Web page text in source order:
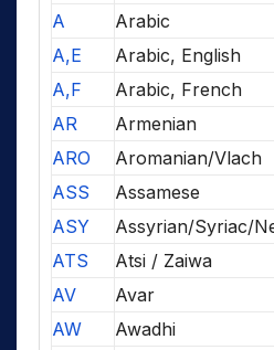
A
Arabic
A,E
Arabic, English
A,F
Arabic, French
AR
Armenian
ARO
Aromanian/Vlach
ASS
Assamese
ASY
Assyrian/Syriac/
ATS
Atsi / Zaiwa
AV
Avar
AW
Awadhi